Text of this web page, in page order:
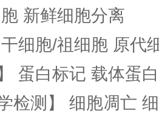
新鲜细胞分离
干细胞/祖细胞 原代
蛋白标记 载体蛋
检测】 细胞凋亡